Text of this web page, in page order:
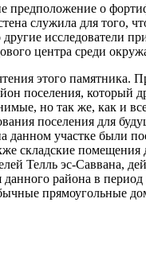
о
служила для того,
исследователи
центра среди
этого памятника.
поселения, который
но так же, как и
поселения для
участке были
помещения
Телль эс-Саввана,
района в
прямоугольные